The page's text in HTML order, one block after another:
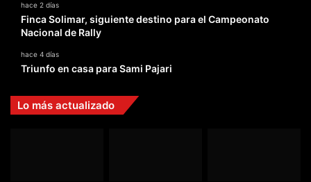
hace 2 días
Finca Solimar, siguiente destino para el Campeonato
Nacional de Rally
hace 4 días
Triunfo en casa para Sami Pajari
Lo más actualizado